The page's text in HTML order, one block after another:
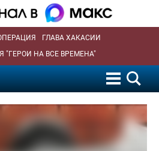
ГЛАВА ХАКАСИИ
"ГЕРОИ НА ВСЕ ВРЕМЕНА"